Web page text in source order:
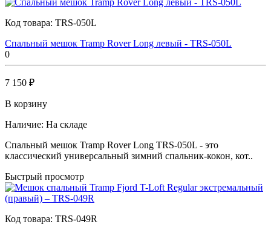
Код товара: TRS-050L
Спальный мешок Tramp Rover Long левый - TRS-050L
0
7 150 ₽
В корзину
Наличие: На складе
Спальный мешок Tramp Rover Long TRS-050L - это
классический универсальный зимний спальник-кокон, кот..
Быстрый просмотр
Код товара: TRS-049R